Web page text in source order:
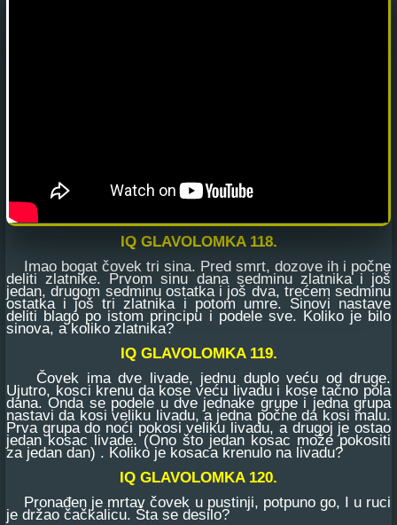
IQ GLAVOLOMKA 118.
Imao bogat čovek tri sina. Pred smrt, dozove ih i počne
deliti zlatnike. Prvom sinu dana sedminu zlatnika i još
jedan, drugom sedminu ostatka i još dva, trećem sedminu
ostatka i još tri zlatnika i potom umre. Sinovi nastave
deliti blago po istom principu i podele sve. Koliko je bilo
sinova, a koliko zlatnika?
IQ GLAVOLOMKA 119.
Čovek ima dve livade, jednu duplo veću od druge.
Ujutro, kosci krenu da kose veću livadu i kose tačno pola
dana. Onda se podele u dve jednake grupe i jedna grupa
nastavi da kosi veliku livadu, a jedna počne da kosi malu.
Prva grupa do noći pokosi veliku livadu, a drugoj je ostao
jedan kosac livade. (Ono što jedan kosac može pokositi
za jedan dan) . Koliko je kosaca krenulo na livadu?
IQ GLAVOLOMKA 120.
Pronađen je mrtav čovek u pustinji, potpuno go, I u ruci
je držao čačkalicu. Šta se desilo?